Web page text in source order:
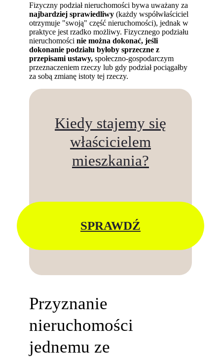
Fizyczny podział nieruchomości bywa uważany za
najbardziej sprawiedliwy (każdy współwłaściciel
otrzymuje "swoją" część nieruchomości), jednak w
praktyce jest rzadko możliwy. Fizycznego podziału
nieruchomościnie można dokonać, jeśli
dokonanie podziału byłoby sprzeczne z
przepisami ustawy, społeczno-gospodarczym
przeznaczeniem rzeczy lub gdy podział pociągałby
za sobą zmianę istoty tej rzeczy.
Kiedy stajemy się
właścicielem
mieszkania?
SPRAWDŹ
Przyznanie
nieruchomości
jednemu ze